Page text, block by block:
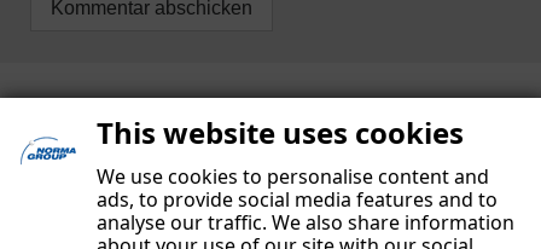
This website uses cookies
We use cookies to personalise content and
ads, to provide social media features and to
analyse our traffic. We also share information